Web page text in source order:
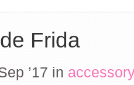
Frida
’17 in accessory